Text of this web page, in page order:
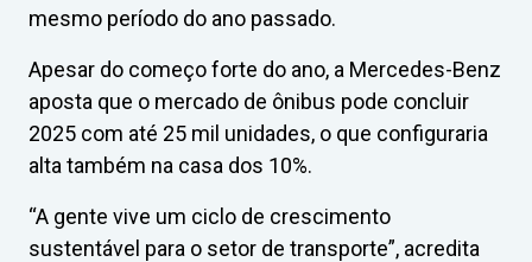
mesmo período do ano passado.
Apesar do começo forte do ano, a Mercedes-Benz
aposta que o mercado de ônibus pode concluir
2025 com até 25 mil unidades, o que configuraria
alta também na casa dos 10%.
“A gente vive um ciclo de crescimento
sustentável para o setor de transporte”, acredita